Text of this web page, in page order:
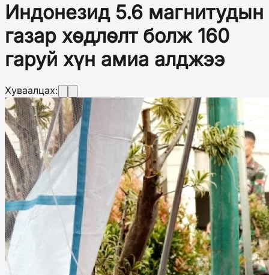
Индонезид 5.6 магнитудын
газар хөдлөлт болж 160
гаруй хүн амиа алджээ
Хуваалцах: